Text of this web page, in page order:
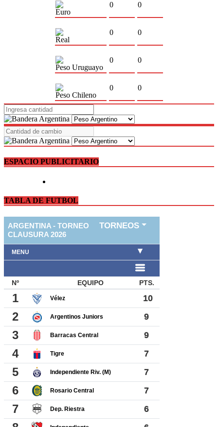
Euro
0 0
Real
0 0
Peso Uruguayo
0 0
Peso Chileno
0 0
ESPACIO PUBLICITARIO
TABLA DE FUTBOL